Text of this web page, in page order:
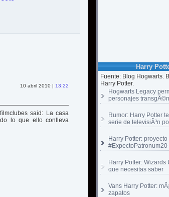
Harry
Fuente: Blog Hogwarts.
Harry Potter.
Hogwarts Legacy
personajes
Rumor: Harry Potter
serie de televisiÃ³n
Harry Potter:
#ExpectoPatronum20
Harry Potter: Wizards
que necesitas saber
Vans Harry Potter:
zapatos
10 abril 2010 | 13:22
said: La casa
lo que ello conlleva